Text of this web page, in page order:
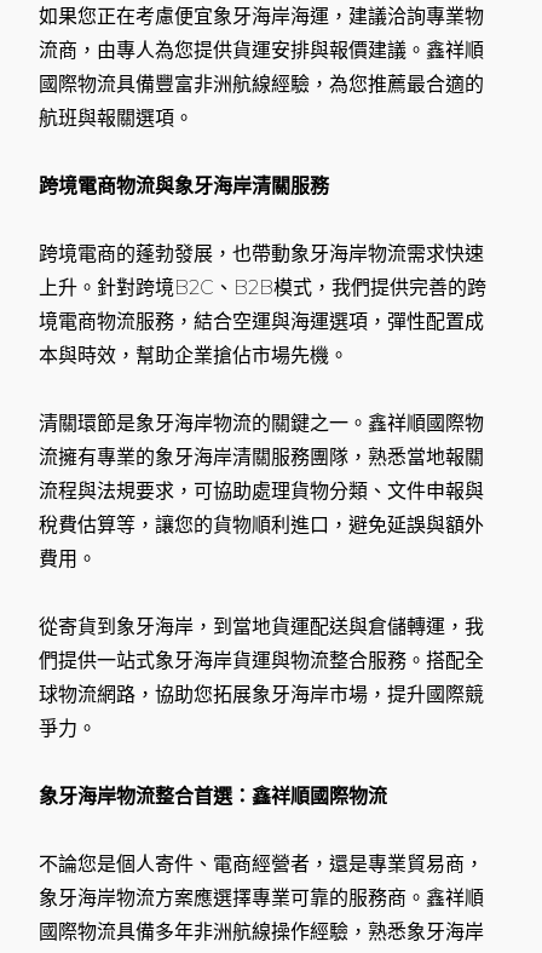
如果您正在考慮便宜象牙海岸海運，建議洽詢專業物
流商，由專人為您提供貨運安排與報價建議。鑫祥順
國際物流具備豐富非洲航線經驗，為您推薦最合適的
航班與報關選項。
跨境電商物流與象牙海岸清關服務
跨境電商的蓬勃發展，也帶動象牙海岸物流需求快速
上升。針對跨境B2C、B2B模式，我們提供完善的跨
境電商物流服務，結合空運與海運選項，彈性配置成
本與時效，幫助企業搶佔市場先機。
清關環節是象牙海岸物流的關鍵之一。鑫祥順國際物
流擁有專業的象牙海岸清關服務團隊，熟悉當地報關
流程與法規要求，可協助處理貨物分類、文件申報與
稅費估算等，讓您的貨物順利進口，避免延誤與額外
費用。
從寄貨到象牙海岸，到當地貨運配送與倉儲轉運，我
們提供一站式象牙海岸貨運與物流整合服務。搭配全
球物流網路，協助您拓展象牙海岸市場，提升國際競
爭力。
象牙海岸物流整合首選：鑫祥順國際物流
不論您是個人寄件、電商經營者，還是專業貿易商，
象牙海岸物流方案應選擇專業可靠的服務商。鑫祥順
國際物流具備多年非洲航線操作經驗，熟悉象牙海岸